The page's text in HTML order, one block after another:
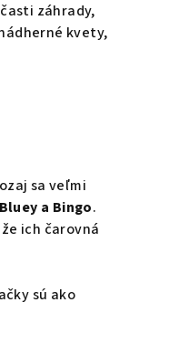
záhrady,
kvety,
sa veľmi
a Bingo.
ich čarovná
sú ako